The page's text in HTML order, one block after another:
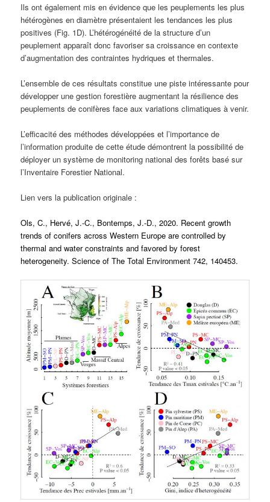
Ils ont également mis en évidence que les peuplements les plus
hétérogènes en diamètre présentaient les tendances les plus
positives (Fig. 1D). L’hétérogénéité de la structure d’un
peuplement apparaît donc favoriser sa croissance en contexte
d’augmentation des contraintes hydriques et thermales.
L’ensemble de ces résultats constitue une piste intéressante pour
développer une gestion forestière augmentant la résilience des
peuplements de conifères face aux variations climatiques à venir.
L’efficacité des méthodes développées et l’importance de
l’information produite de cette étude démontrent la possibilité de
déployer un système de monitoring national des forêts basé sur
l’Inventaire Forestier National.
Lien vers la publication originale :
Ols, C., Hervé, J.-C., Bontemps, J.-D., 2020. Recent growth
trends of conifers across Western Europe are controlled by
thermal and water constraints and favored by forest
heterogeneity. Science of The Total Environment 742, 140453.